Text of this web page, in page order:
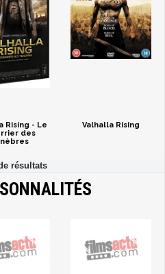
Rising - Le
des
Valhalla Rising